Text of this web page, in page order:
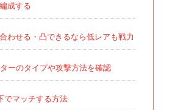
成する
わせる・凸できるなら低レアも戦力
ーのタイプや攻撃方法を確認
でマッチする方法